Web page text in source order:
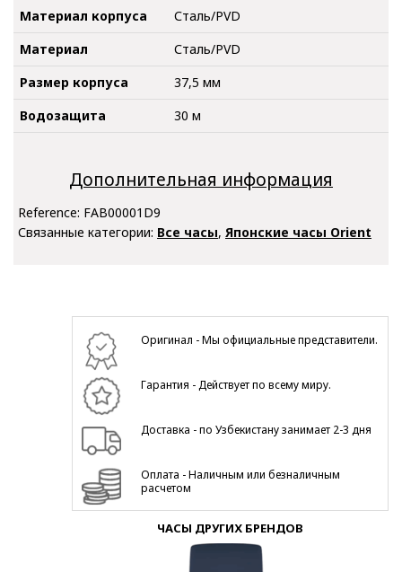
Материал корпуса
Сталь/PVD
Материал
Сталь/PVD
Размер корпуса
37,5 мм
Водозащита
30 м
Дополнительная информация
Reference: FAB00001D9
Связанные категории: Все часы, Японские часы Orient
Оригинал - Мы официальные представители.
Гарантия - Действует по всему миру.
Доставка - по Узбекистану занимает 2-3 дня
Оплата - Наличным или безналичным
расчетом
ЧАСЫ ДРУГИХ БРЕНДОВ